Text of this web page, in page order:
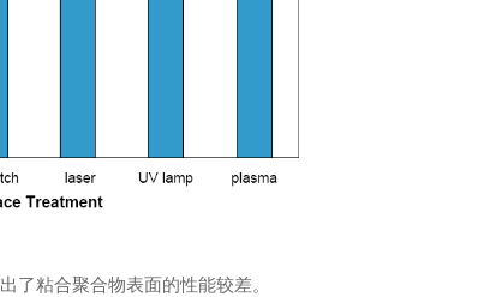
粘合聚合物表面的性能较差。